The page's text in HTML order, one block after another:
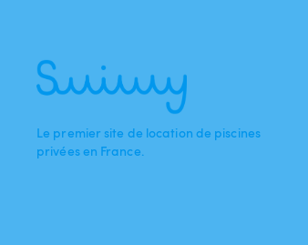
Le premier site de location de piscines
privées en France.